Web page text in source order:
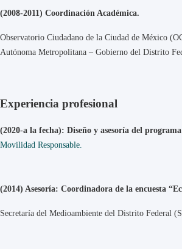
(2008-2011) Coordinación Académica.
Observatorio Ciudadano de la Ciudad de México
Autónoma Metropolitana – Gobierno del Distrito
Experiencia profesional
(2020-a la fecha): Diseño y asesoría del programa
Movilidad Responsable.
(2014) Asesoría: Coordinadora de la encuesta
Secretaría del Medioambiente del Distrito Federal